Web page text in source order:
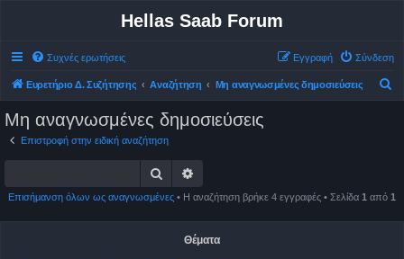
Hellas Saab Forum
Συχνές ερωτήσεις Σύνδεση
Εγγραφή
Ευρετήριο Δ. Συζήτησης Αναζήτηση Μη αναγνωσμένες δημοσιεύσεις
τ
Μη αναγνωσμένες δημοσιεύσεις
Επιστροφή στην ειδική αναζήτηση
Αναζήτηση
Επισήμανση όλων ως αναγνωσμένες • Η αναζήτηση βρήκε 4 εγγραφές • Σελίδα 1 από 1
Θέματα